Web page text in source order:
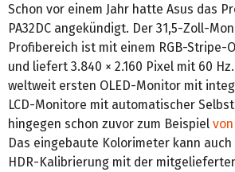
Schon vor einem Jahr hatte Asus das
PA32DC angekündigt. Der 31,5-Zoll-
Profibereich ist mit einem RGB-Stripe-
und liefert 3.840 × 2.160 Pixel mit 60
weltweit ersten OLED-Monitor mit
LCD-Monitore mit automatischer
hingegen schon zuvor zum Beispiel von
Das eingebaute Kolorimeter kann
HDR-Kalibrierung mit der